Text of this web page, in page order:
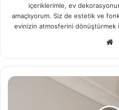
içeriklerimle, ev
amaçlıyorum. Siz de estetik ve
evinizin atmosferini